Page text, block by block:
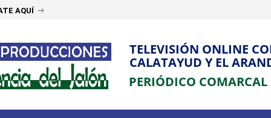
AQUÍ
TELEVISIÓN ONLINE
CALATAYUD Y EL
PERIÓDICO